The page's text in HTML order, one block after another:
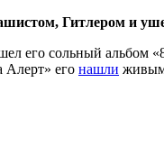
Гитлером и
его сольный альбом
Алерт» его нашли живым